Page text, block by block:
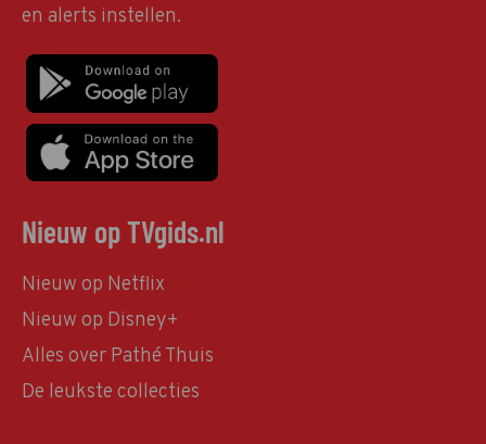
en alerts instellen.
Nieuw op TVgids.nl
Nieuw op Netflix
Nieuw op Disney+
Alles over Pathé Thuis
De leukste collecties